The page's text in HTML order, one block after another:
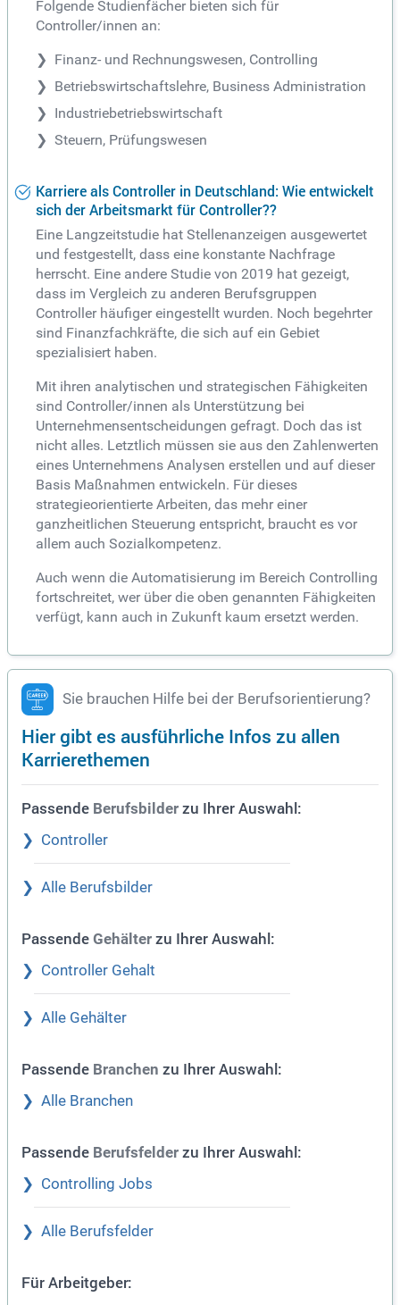
Folgende Studienfächer bieten sich für
Controller/innen an:
Finanz- und Rechnungswesen, Controlling
Betriebswirtschaftslehre, Business Administration
Industriebetriebswirtschaft
Steuern, Prüfungswesen
Karriere als Controller in Deutschland: Wie entwickelt
sich der Arbeitsmarkt für Controller??
Eine Langzeitstudie hat Stellenanzeigen ausgewertet
und festgestellt, dass eine konstante Nachfrage
herrscht. Eine andere Studie von 2019 hat gezeigt,
dass im Vergleich zu anderen Berufsgruppen
Controller häufiger eingestellt wurden. Noch begehrter
sind Finanzfachkräfte, die sich auf ein Gebiet
spezialisiert haben.
Mit ihren analytischen und strategischen Fähigkeiten
sind Controller/innen als Unterstützung bei
Unternehmensentscheidungen gefragt. Doch das ist
nicht alles. Letztlich müssen sie aus den Zahlenwerten
eines Unternehmens Analysen erstellen und auf dieser
Basis Maßnahmen entwickeln. Für dieses
strategieorientierte Arbeiten, das mehr einer
ganzheitlichen Steuerung entspricht, braucht es vor
allem auch Sozialkompetenz.
Auch wenn die Automatisierung im Bereich Controlling
fortschreitet, wer über die oben genannten Fähigkeiten
verfügt, kann auch in Zukunft kaum ersetzt werden.
Sie brauchen Hilfe bei der Berufsorientierung?
Hier gibt es ausführliche Infos zu allen
Karrierethemen
Passende Berufsbilder zu Ihrer Auswahl:
Controller
Alle Berufsbilder
Passende Gehälter zu Ihrer Auswahl:
Controller Gehalt
Alle Gehälter
Passende Branchen zu Ihrer Auswahl:
Alle Branchen
Passende Berufsfelder zu Ihrer Auswahl:
Controlling Jobs
Alle Berufsfelder
Für Arbeitgeber: